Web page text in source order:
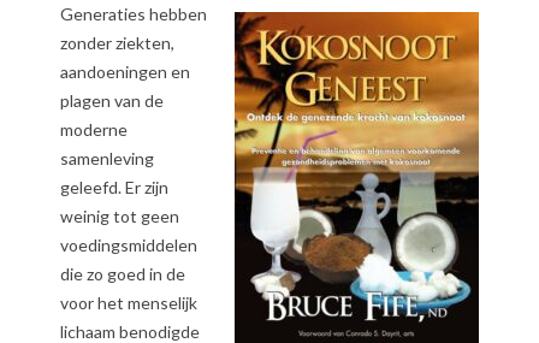
Generaties hebben
zonder ziekten,
aandoeningen en
plagen van de
moderne
samenleving
geleefd. Er zijn
weinig tot geen
voedingsmiddelen
die zo goed in de
voor het menselijk
lichaam benodigde